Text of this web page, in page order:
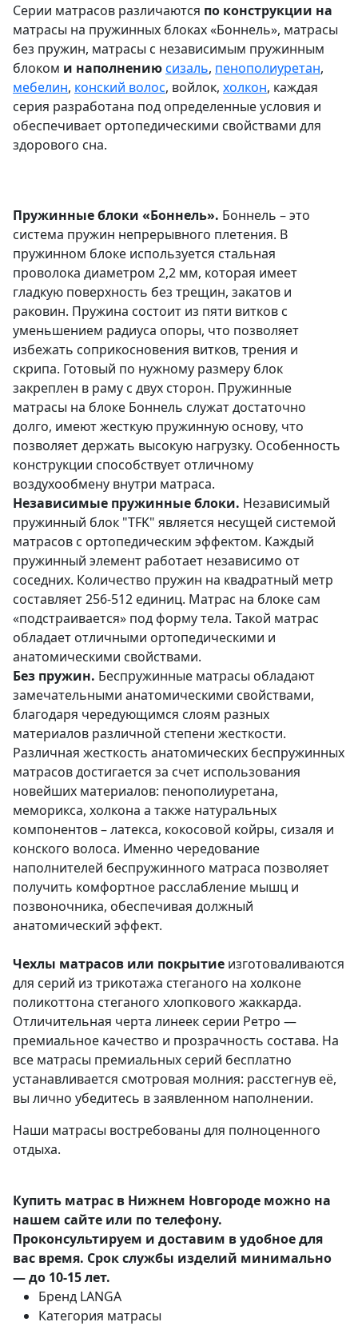
Серии матрасов различаются по конструкции на
матрасы на пружинных блоках «Боннель», матрасы
без пружин, матрасы с независимым пружинным
блоком и наполнениюсизаль, пенополиуретан,
мебелин, конский волос, войлок, холкон, каждая
серия разработана под определенные условия и
обеспечивает ортопедическими свойствами для
здорового сна.
Пружинные блоки «Боннель». Боннель – это
система пружин непрерывного плетения. В
пружинном блоке используется стальная
проволока диаметром 2,2 мм, которая имеет
гладкую поверхность без трещин, закатов и
раковин. Пружина состоит из пяти витков с
уменьшением радиуса опоры, что позволяет
избежать соприкосновения витков, трения и
скрипа. Готовый по нужному размеру блок
закреплен в раму с двух сторон. Пружинные
матрасы на блоке Боннель служат достаточно
долго, имеют жесткую пружинную основу, что
позволяет держать высокую нагрузку. Особенность
конструкции способствует отличному
воздухообмену внутри матраса.
Независимые пружинные блоки. Независимый
пружинный блок "TFK" является несущей системой
матрасов с ортопедическим эффектом. Каждый
пружинный элемент работает независимо от
соседних. Количество пружин на квадратный метр
составляет 256-512 единиц. Матрас на блоке сам
«подстраивается» под форму тела. Такой матрас
обладает отличными ортопедическими и
анатомическими свойствами.
Без пружин. Беспружинные матрасы обладают
замечательными анатомическими свойствами,
благодаря чередующимся слоям разных
материалов различной степени жесткости.
Различная жесткость анатомических беспружинных
матрасов достигается за счет использования
новейших материалов: пенополиуретана,
меморикса, холкона а также натуральных
компонентов – латекса, кокосовой койры, сизаля и
конского волоса. Именно чередование
наполнителей беспружинного матраса позволяет
получить комфортное расслабление мышц и
позвоночника, обеспечивая должный
анатомический эффект.
Чехлы матрасов или покрытие изготоваливаются
для серий из трикотажа стеганого на холконе
поликоттона стеганого хлопкового жаккарда.
Отличительная черта линеек серии Ретро —
премиальное качество и прозрачность состава. На
все матрасы премиальных серий бесплатно
устанавливается смотровая молния: расстегнув её,
вы лично убедитесь в заявленном наполнении.
Наши матрасы востребованы для полноценного
отдыха.
Купить матрас в Нижнем Новгороде можно на
нашем сайте или по телефону.
Проконсультируем и доставим в удобное для
вас время. Срок службы изделий минимально
— до 10-15 лет.
Бренд LANGA
Категория матрасы